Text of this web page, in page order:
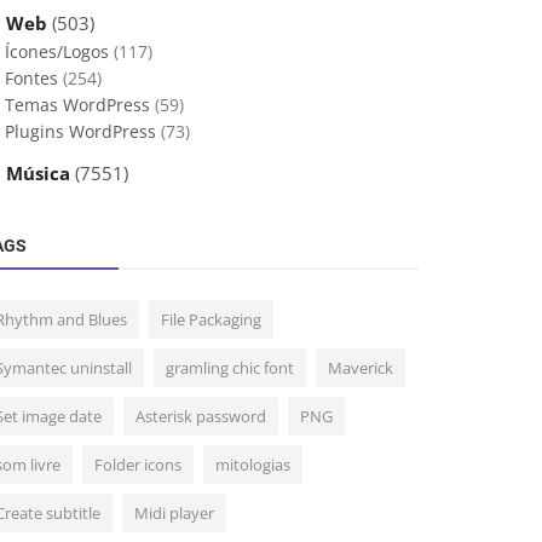
Web (503)
Ícones/Logos (117)
Fontes (254)
Temas WordPress (59)
Plugins WordPress (73)
Música (7551)
and Blues File Packaging
uninstall gramling chic font Maverick
image date Asterisk password PNG
livre Folder icons mitologias
subtitle Midi player